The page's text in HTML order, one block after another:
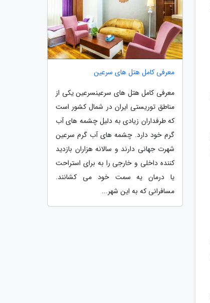
معرفی کامل هتل های سرعین
معرفی کامل هتل های سرعینسرعین یکی از
مناطق توریستی ایران در شمال کشور است
که طرفداران زیادی به دلیل چشمه های آب
گرم خود دارد. چشمه های آب گرم سرعین
شهرت جهانی دارند و سالانه هزاران بازدید
کننده داخلی و خارجی را به برای استراحت
یا درمان یه سمت خود می کشانند.
مسافرانی که به این شهر...